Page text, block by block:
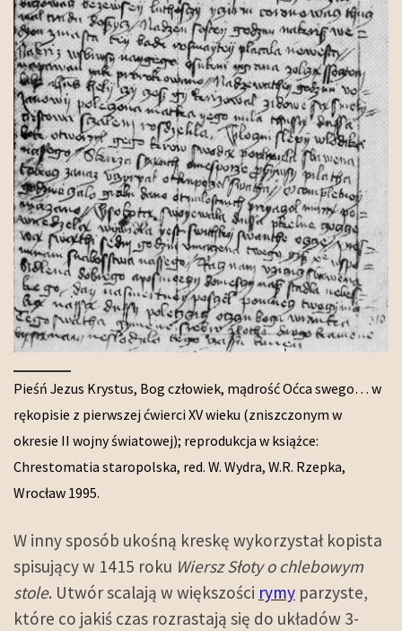
Pieśń Jezus Krystus, Bog człowiek, mądrość Oćca swego… w
rękopisie z pierwszej ćwierci XV wieku (zniszczonym w
okresie II wojny światowej); reprodukcja w książce:
Chrestomatia staropolska, red. W. Wydra, W.R. Rzepka,
Wrocław 1995.
W inny sposób ukośną kreskę wykorzystał kopista
spisujący w 1415 roku Wiersz Słoty o chlebowym
stole. Utwór scalają w większości rymy parzyste,
które co jakiś czas rozrastają się do układów 3-